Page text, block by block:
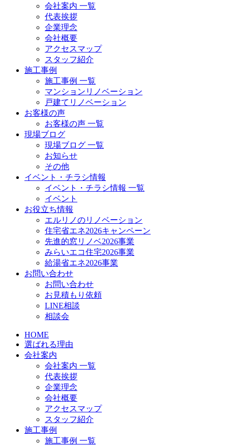
会社案内 一覧
代表挨拶
企業理念
会社概要
アクセスマップ
スタッフ紹介
施工事例
施工事例 一覧
マンションリノベーション
戸建てリノベーション
お客様の声
お客様の声 一覧
現場ブログ
現場ブログ 一覧
お知らせ
その他
イベント・チラシ情報
イベント・チラシ情報 一覧
イベント
お役立ち情報
エルリノのリノベーション
住宅省エネ2026キャンペーン
先進的窓リノベ2026事業
みらいエコ住宅2026事業
給湯省エネ2026事業
お問い合わせ
お問い合わせ
お見積もり依頼
LINE相談
相談会
HOME
選ばれる理由
会社案内
会社案内 一覧
代表挨拶
企業理念
会社概要
アクセスマップ
スタッフ紹介
施工事例
施工事例 一覧